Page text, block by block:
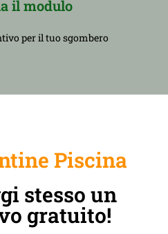
il modulo
per il tuo sgombero
Piscina
stesso un
gratuito!